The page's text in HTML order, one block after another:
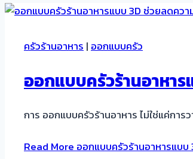
ครัวร้านอาหาร | ออกแบบครัว
ออกแบบครัวร้านอาหา
การ ออกแบบครัวร้านอาหาร ไม่ใช่แค่การ
Read Moreออกแบบครัวร้านอาหารแบบ